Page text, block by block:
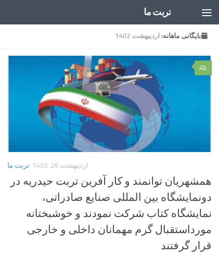
تربت ما
بایگانی‌ ماهانه: اردیبهشت 1402
۰
تربت ما اردیبهشت 26, 1402
همشهریان توانمند و کار آفرین تربت حیدریه در
دونمایشگاه بین المللی صنایع صادراتی،
نمایشگاه کتاب شرکت نمودند و خوشبختانه
مورداستقبال گرم مهمانان داخلی و خارجی
قرار گرفتند